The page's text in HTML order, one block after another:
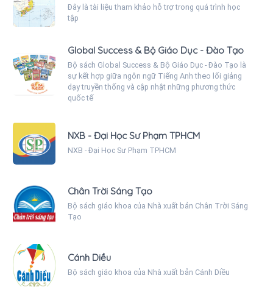
Đây là tài liệu tham khảo hỗ trợ trong quá trình học
tập
Global Success & Bộ Giáo Dục - Đào Tạo
Bộ sách Global Success & Bộ Giáo Dục - Đào Tạo là
sự kết hợp giữa ngôn ngữ Tiếng Anh theo lối giảng
dạy truyền thống và cập nhật những phương thức
quốc tế
NXB - Đại Học Sư Phạm TPHCM
NXB - Đại Học Sư Phạm TPHCM
Chân Trời Sáng Tạo
Bộ sách giáo khoa của Nhà xuất bản Chân Trời Sáng
Tạo
Cánh Diều
Bộ sách giáo khoa của Nhà xuất bản Cánh Diều